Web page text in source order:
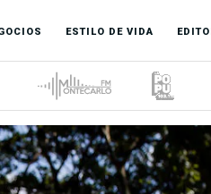
ESTILO DE VIDA